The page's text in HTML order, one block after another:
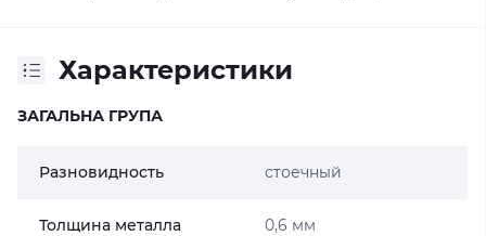
Характеристики
ЗАГАЛЬНА ГРУПА
Разновидность стоечный
Толщина металла 0,6 мм